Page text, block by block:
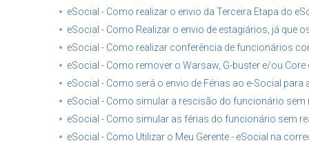
eSocial - Como realizar o envio da Terceira Etapa do
eSocial - Como Realizar o envio de estagiários, já que
eSocial - Como realizar conferência de funcionários
eSocial - Como remover o Warsaw, G-buster e/ou
eSocial - Como será o envio de Férias ao e-Social
eSocial - Como simular a rescisão do funcionário sem
eSocial - Como simular as férias do funcionário sem
eSocial - Como Utilizar o Meu Gerente - eSocial na